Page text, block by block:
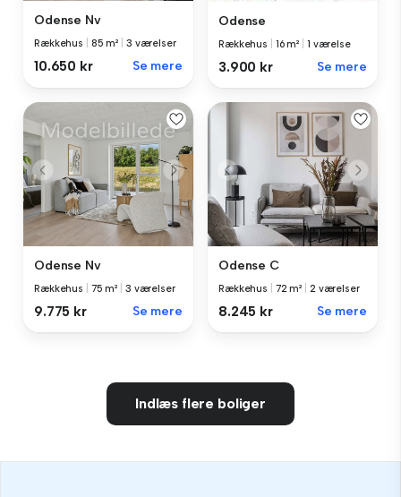
Odense Nv
Rækkehus 85 m² 3 værelser
10.650 kr Se mere
Odense
Rækkehus 16 m² 1 værelse
3.900 kr Se mere
Odense Nv
Rækkehus 75 m² 3 værelser
9.775 kr Se mere
Odense C
Rækkehus 72 m² 2 værelser
8.245 kr Se mere
Indlæs flere boliger